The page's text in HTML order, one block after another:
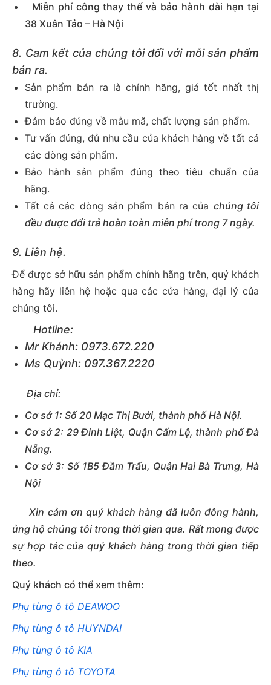
Miễn phí công thay thế và bảo hành dài hạn tại
38 Xuân Tảo – Hà Nội
8. Cam kết của chúng tôi đối với mỗi sản phẩm
bán ra.
Sản phẩm bán ra là chính hãng, giá tốt nhất thị
trường.
Đảm báo đúng về mẫu mã, chất lượng sản phẩm.
Tư vấn đúng, đủ nhu cầu của khách hàng về tất cả
các dòng sản phẩm.
Bảo hành sản phẩm đúng theo tiêu chuẩn của
hãng.
Tất cả các dòng sản phẩm bán ra của chúng tôi
đều được đổi trả hoàn toàn miễn phí trong 7 ngày.
9. Liên hệ.
Để được sở hữu sản phẩm chính hãng trên, quý khách
hàng hãy liên hệ hoặc qua các cửa hàng, đại lý của
chúng tôi.
Hotline:
Mr Khánh: 0973.672.220
Ms Quỳnh: 097.367.2220
Địa chỉ:
Cơ sở 1: Số 20 Mạc Thị Bưởi, thành phố Hà Nội.
Cơ sở 2: 29 Đinh Liệt, Quận Cẩm Lệ, thành phố Đà
Nẵng.
Cơ sở 3: Số 1B5 Đầm Trấu, Quận Hai Bà Trưng, Hà
Nội
Xin cảm ơn quý khách hàng đã luôn đông hành,
ủng hộ chúng tôi trong thời gian qua. Rất mong được
sự hợp tác của quý khách hàng trong thời gian tiếp
theo.
Quý khách có thể xem thêm:
Phụ tùng ô tô DEAWOO
Phụ tùng ô tô HUYNDAI
Phụ tùng ô tô KIA
Phụ tùng ô tô TOYOTA